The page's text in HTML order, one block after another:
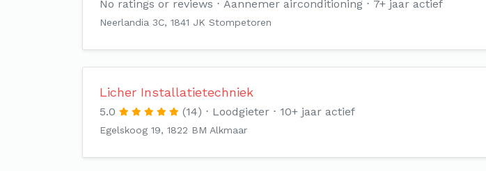
No ratings or reviews Aannemer airconditioning 7+ jaar actief
Neerlandia 3C, 1841 JK Stompetoren
Licher Installatietechniek
5.0 (14) Loodgieter 10+ jaar actief
Egelskoog 19, 1822 BM Alkmaar